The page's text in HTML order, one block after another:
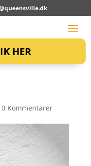
HER
0 Kommentarer